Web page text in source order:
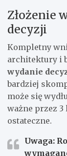
Złożenie
decyzji
Kompletny
architektury i
wydanie
bardziej
może się
ważne przez 3
ostateczne.
Uwaga: